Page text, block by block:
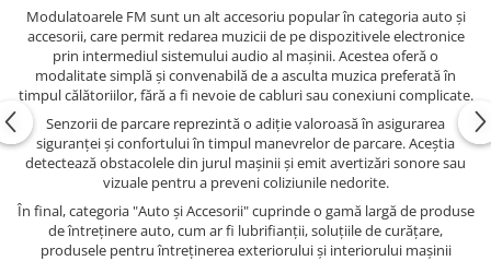
Modulatoarele FM sunt un alt accesoriu popular în categoria auto și
accesorii, care permit redarea muzicii de pe dispozitivele electronice
prin intermediul sistemului audio al mașinii. Acestea oferă o
modalitate simplă și convenabilă de a asculta muzica preferată în
timpul călătoriilor, fără a fi nevoie de cabluri sau conexiuni complicate.
Senzorii de parcare reprezintă o adiție valoroasă în asigurarea
siguranței și confortului în timpul manevrelor de parcare. Aceștia
detectează obstacolele din jurul mașinii și emit avertizări sonore sau
vizuale pentru a preveni coliziunile nedorite.
În final, categoria "Auto și Accesorii" cuprinde o gamă largă de produse
de întreținere auto, cum ar fi lubrifianții, soluțiile de curățare,
produsele pentru întreținerea exteriorului și interiorului mașinii